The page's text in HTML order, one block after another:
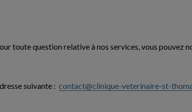
toute question relative à nos services, vous pouvez
suivante : contact@clinique-veterinaire-st-